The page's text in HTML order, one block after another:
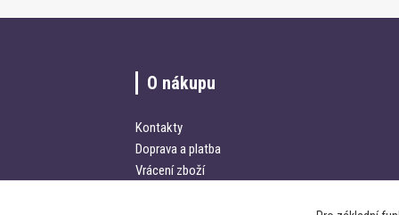
O nákupu
Kontakty
Doprava a platba
Vrácení zboží